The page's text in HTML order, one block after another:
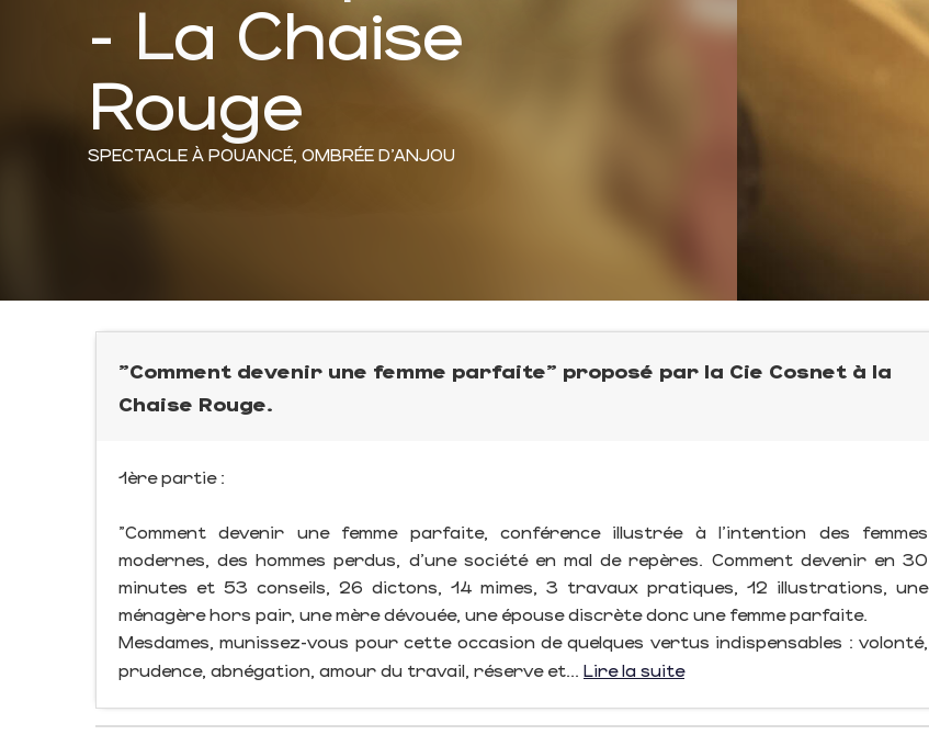
- La Chaise
Rouge
SPECTACLE À POUANCÉ, OMBRÉE D'ANJOU
"Comment devenir une femme parfaite" proposé par la Cie Cosnet à la
Chaise Rouge.
1ère partie :
"Comment devenir une femme parfaite, conférence illustrée à l'intention des femmes
modernes, des hommes perdus, d'une société en mal de repères. Comment devenir en 30
minutes et 53 conseils, 26 dictons, 14 mimes, 3 travaux pratiques, 12 illustrations, une
ménagère hors pair, une mère dévouée, une épouse discrète donc une femme parfaite.
Mesdames, munissez-vous pour cette occasion de quelques vertus indispensables : volonté,
prudence, abnégation, amour du travail, réserve et... Lire la suite